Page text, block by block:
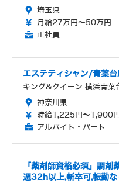
埼玉県
月給27万円～50万円
正社員
エステティシャン/青葉
キング&クイーン 横浜青葉
神奈川県
時給1,225円～1,900円
アルバイト・パート
「薬剤師資格必須」調
週32h以上,新卒可,転勤な